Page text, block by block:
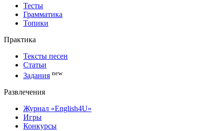
Тесты
Грамматика
Топики
Практика
Тексты песен
Статьи
Задания new
Развлечения
Журнал «English4U»
Игры
Конкурсы